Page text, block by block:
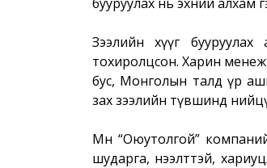
Зээлийн хүүг
тохиролцсон. Харин
бус, Монголын талд үр
зах зээлийн түвшинд
Мөн “Оюутолгой”
шударга, нээлттэй,